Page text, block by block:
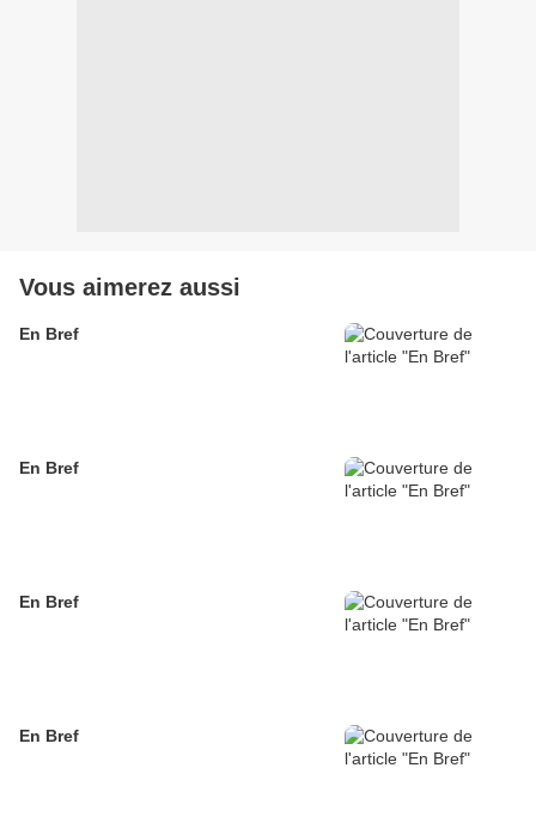
Vous aimerez aussi
En Bref
En Bref
En Bref
En Bref